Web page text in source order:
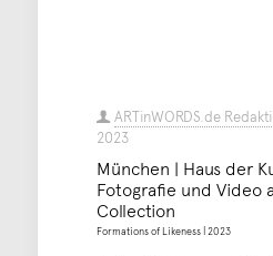
ARTinWORDS.de
2023
München | Haus der
Fotografie und Video
Collection
Formations of Likeness | 2023